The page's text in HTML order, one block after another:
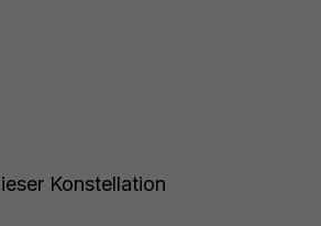
Konstellation